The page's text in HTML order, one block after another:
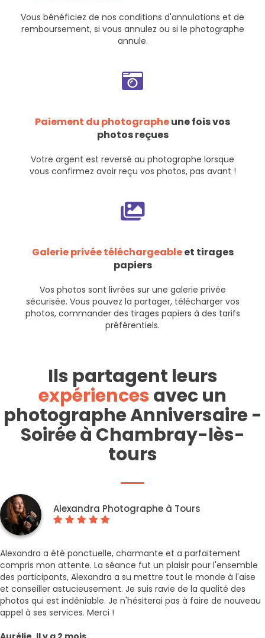
Vous bénéficiez de nos conditions d'annulations et de
remboursement, si vous annulez ou si le photographe
annule.
Paiement du photographeune fois vos
photos reçues
Votre argent est reversé au photographe lorsque
vous confirmez avoir reçu vos photos, pas avant !
Galerie privée téléchargeableet tirages
papiers
Vos photos sont livrées sur une galerie privée
sécurisée. Vous pouvez la partager, télécharger vos
photos, commander des tirages papiers à des tarifs
préférentiels.
Ils partagent leurs
expériencesavec un
photographe Anniversaire -
Soirée à Chambray-lès-
tours
Alexandra Photographe à Tours
Alexandra a été ponctuelle, charmante et a parfaitement
compris mon attente. La séance fut un plaisir pour l'ensemble
des participants, Alexandra a su mettre tout le monde à l'aise
et conseiller astucieusement. Je suis ravie de la qualité des
photos qui est indéniable. Je n'hésiterai pas à faire de nouveau
appel à ses services. Merci !